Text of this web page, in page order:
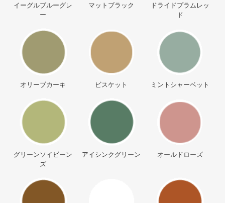
イーグルブルーグレ
ー
マットブラック
ドライドプラムレッ
ド
オリーブカーキ ビスケット ミントシャーベット
グリーンソイビーン
ズ
アイシンクグリーン オールドローズ